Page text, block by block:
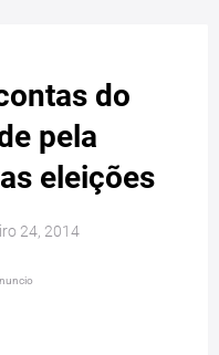
do
pela
eleições
24, 2014